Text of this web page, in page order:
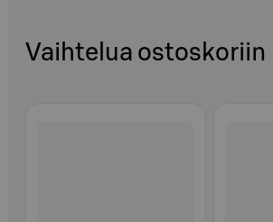
Vaihtelua ostoskoriin